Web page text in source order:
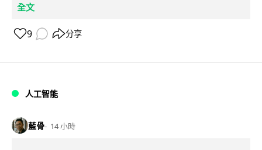
全文
9 分享
人工智能
藍骨 14 小時